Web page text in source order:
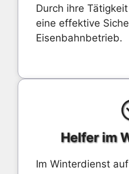
Durch ihre
eine effektive
Eisenbahnbetrieb.
Helfer im
Im Winterdienst